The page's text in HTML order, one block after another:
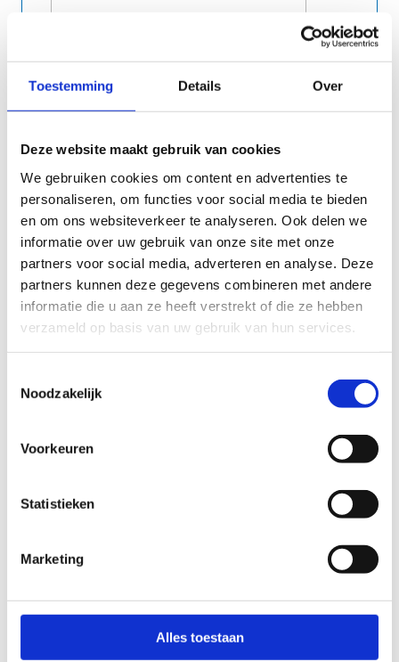
Toestemming Details Over
Deze website maakt gebruik van cookies
We gebruiken cookies om content en advertenties te
personaliseren, om functies voor social media te bieden
en om ons websiteverkeer te analyseren. Ook delen we
informatie over uw gebruik van onze site met onze
partners voor social media, adverteren en analyse. Deze
partners kunnen deze gegevens combineren met andere
informatie die u aan ze heeft verstrekt of die ze hebben
verzameld op basis van uw gebruik van hun services.
Noodzakelijk
Voorkeuren
Statistieken
Marketing
Alles toestaan
Ik heb een padelpartner binnen Sport
Vlaanderen
ja
neen
In welke groep wil je spelen?
recreatief (beginners of speelt sporadisch)